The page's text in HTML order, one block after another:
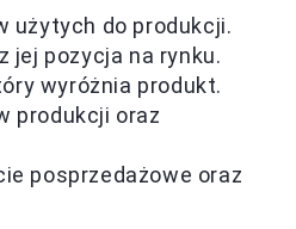
użytych do produkcji.
jej pozycja na rynku.
wyróżnia produkt.
produkcji oraz
posprzedażowe oraz